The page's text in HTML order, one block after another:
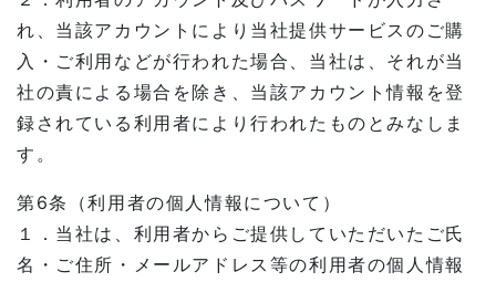
れ、当該アカウントにより当社提供サービスのご購
入・ご利用などが行われた場合、当社は、それが当
社の責による場合を除き、当該アカウント情報を登
録されている利用者により行われたものとみなしま
す。
第6条（利用者の個人情報について）
１．当社は、利用者からご提供していただいたご氏
名・ご住所・メールアドレス等の利用者の個人情報